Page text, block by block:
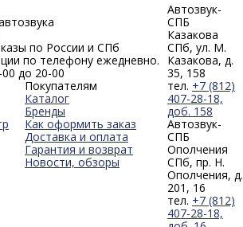
по России и СПб
по телефону ежедневно.
до 20-00
Покупателям
Каталог
Бренды
Как оформить заказ
Доставка и оплата
Гарантия и возврат
Новости, обзоры
Автозвук-
СПБ
Казакова
СПб, ул. М.
Казакова, д.
35, 158
тел. +7 (812)
407-28-18,
доб. 158
Автозвук-
СПБ
Ополчения
СПб, пр. Н.
Ополчения, д.
201, 16
тел. +7 (812)
407-28-18,